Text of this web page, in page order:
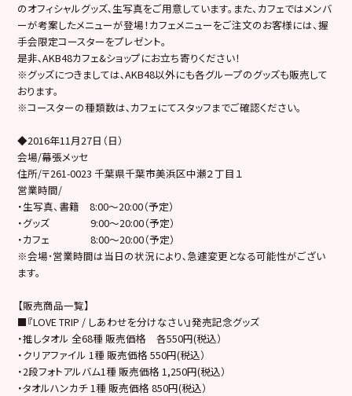
のオフィシャルグッズ､生写真をご用意しています。また、カフェではメンバ
ーが考案したメニューが登場！カフェメニューをご注文のお客様には、握
手会限定コースターをプレゼント。
是非､AKB48カフェ&ショップにお立ち寄りください！
※グッズにつきましては､AKB48以外にも各グループのグッズも販売して
おります。
※コースターの種類数は､カフェにてスタッフまでご確認ください。
◆2016年11月27日（日）
会場/幕張メッセ
住所/〒261-0023 千葉県千葉市美浜区中瀬２丁目１
営業時間/
・生写真、書籍 8:00～20:00（予定）
・グッズ 9:00～20:00（予定）
・カフェ 8:00～20:00（予定）
※会場･営業時間は当日の状況により､急遽変更となる可能性がござい
ます。
【販売商品一覧】
■『LOVE TRIP / しあわせを分けなさい』発売記念グッズ
・推しタオル 全68種 販売価格 各550円(税込）
・クリアファイル 1種 販売価格 550円(税込）
・2段フォトアルバム1種 販売価格 1,250円(税込）
・タオルハンカチ 1種 販売価格 850円(税込）